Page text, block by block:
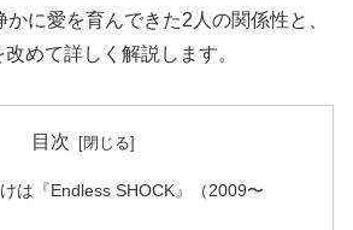
に愛を育んできた2人の関係性と、
改めて詳しく解説します。
目次
は『Endless SHOCK』（2009〜